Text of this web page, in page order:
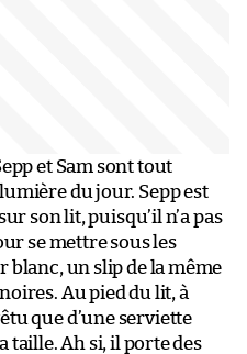
et Sam sont tout
du jour. Sepp est
son lit, puisqu’il n’a pas
se mettre sous les
blanc, un slip de la même
Au pied du lit, à
que d’une serviette
taille. Ah si, il porte des